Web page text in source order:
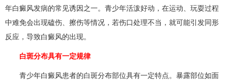
年白癜风发病的常见诱因之一。青少年活泼好动，在运动、玩耍过程
中难免会出现磕伤、擦伤等情况，若伤口处理不当，就可能引发同形
反应，导致白癜风的出现。
白斑分布具有一定规律
青少年白癜风患者的白斑分布部位具有一定特点。暴露部位如面